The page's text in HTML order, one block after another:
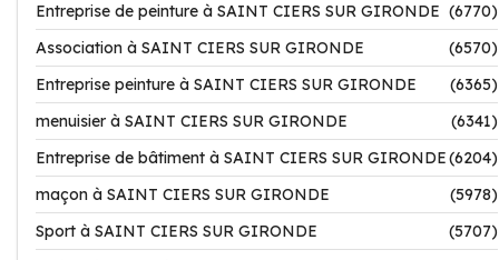
Entreprise de peinture à SAINT CIERS SUR GIRONDE (6770)
Association à SAINT CIERS SUR GIRONDE
(6570)
Entreprise peinture à SAINT CIERS SUR GIRONDE
(6365)
menuisier à SAINT CIERS SUR GIRONDE
(6341)
Entreprise de bâtiment à SAINT CIERS SUR GIRONDE(6204)
maçon à SAINT CIERS SUR GIRONDE
(5978)
Sport à SAINT CIERS SUR GIRONDE
(5707)